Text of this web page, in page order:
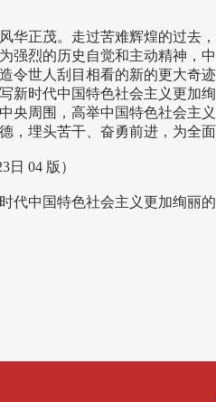
华正茂。走过苦难辉煌的过去
强烈的历史自觉和主动精神，
令世人刮目相看的新的更大奇
新时代中国特色社会主义更加
央周围，高举中国特色社会主
，埋头苦干、奋勇前进，为全
日 04 版）
代中国特色社会主义更加绚